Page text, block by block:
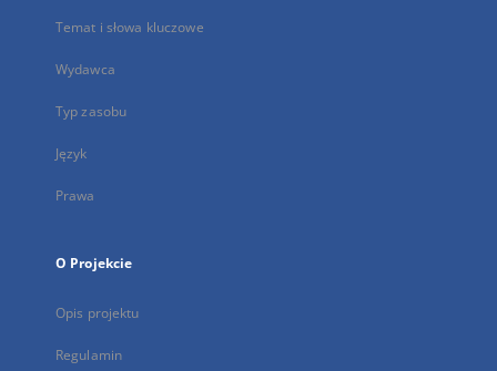
Temat i słowa kluczowe
Wydawca
Typ zasobu
Język
Prawa
O Projekcie
Opis projektu
Regulamin